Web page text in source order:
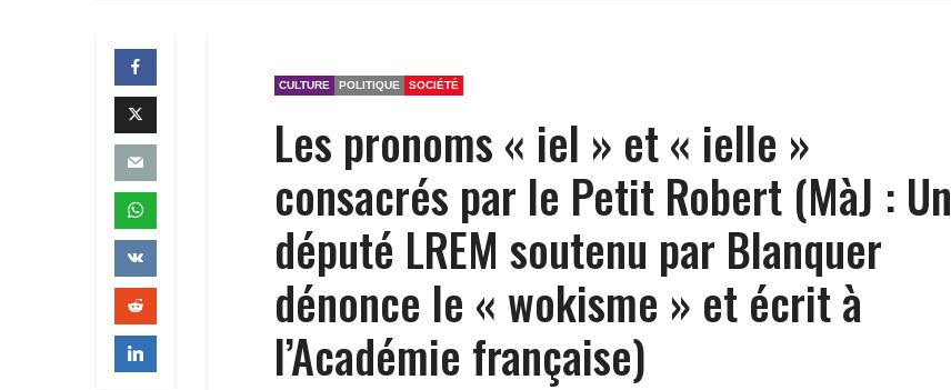
CULTURE POLITIQUE SOCIÉTÉ
Les pronoms « iel​​​ » et « ielle​​​ »
consacrés par le Petit Robert (MàJ : Un
député LREM soutenu par Blanquer
dénonce le « wokisme » et écrit à
l’Académie française)